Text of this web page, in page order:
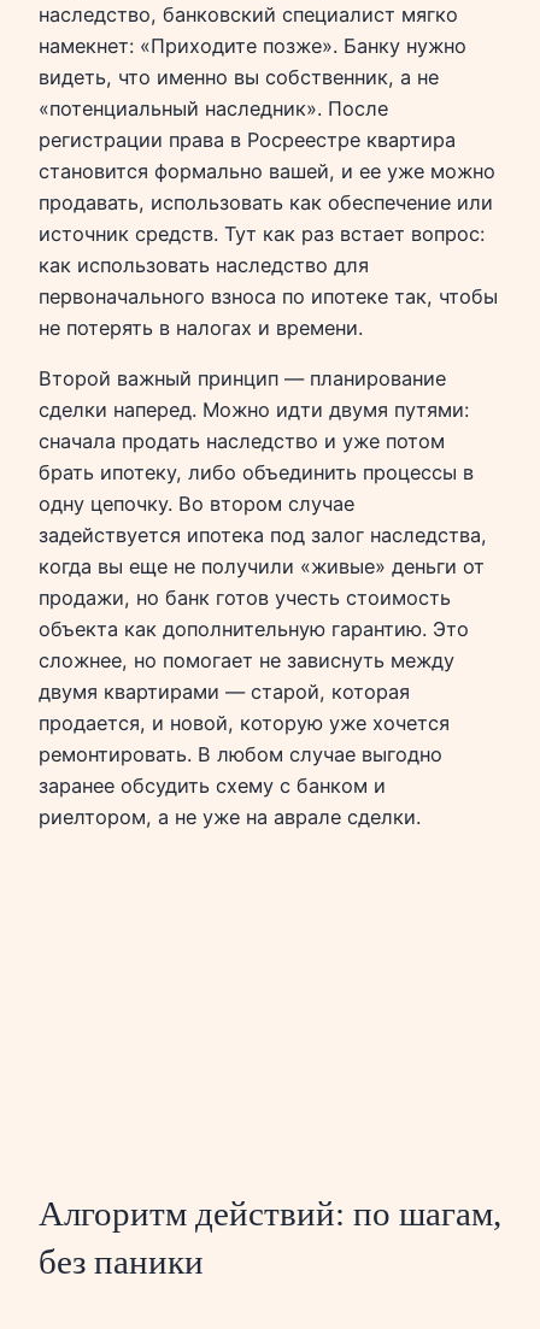
наследство, банковский специалист мягко
намекнет: «Приходите позже». Банку нужно
видеть, что именно вы собственник, а не
«потенциальный наследник». После
регистрации права в Росреестре квартира
становится формально вашей, и ее уже можно
продавать, использовать как обеспечение или
источник средств. Тут как раз встает вопрос:
как использовать наследство для
первоначального взноса по ипотеке так, чтобы
не потерять в налогах и времени.
Второй важный принцип — планирование
сделки наперед. Можно идти двумя путями:
сначала продать наследство и уже потом
брать ипотеку, либо объединить процессы в
одну цепочку. Во втором случае
задействуется ипотека под залог наследства,
когда вы еще не получили «живые» деньги от
продажи, но банк готов учесть стоимость
объекта как дополнительную гарантию. Это
сложнее, но помогает не зависнуть между
двумя квартирами — старой, которая
продается, и новой, которую уже хочется
ремонтировать. В любом случае выгодно
заранее обсудить схему с банком и
риелтором, а не уже на аврале сделки.
Алгоритм действий: по шагам,
без паники